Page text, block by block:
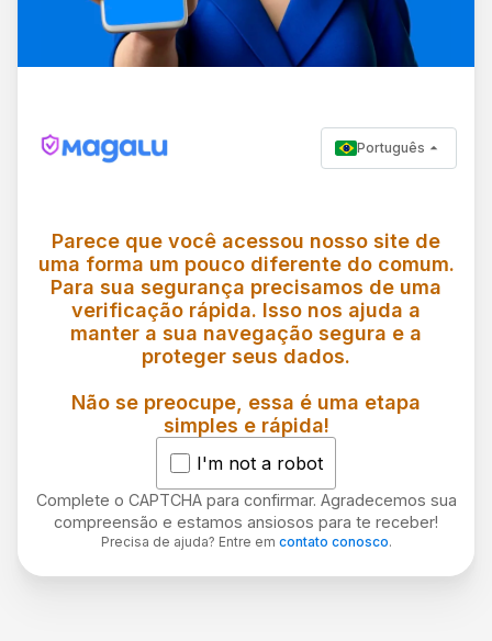
Português
Parece que você acessou nosso site de
uma forma um pouco diferente do comum.
Para sua segurança precisamos de uma
verificação rápida. Isso nos ajuda a
manter a sua navegação segura e a
proteger seus dados.
Não se preocupe, essa é uma etapa
simples e rápida!
I'm not a robot
Complete o CAPTCHA para confirmar. Agradecemos sua
compreensão e estamos ansiosos para te receber!
Precisa de ajuda? Entre em contato conosco.